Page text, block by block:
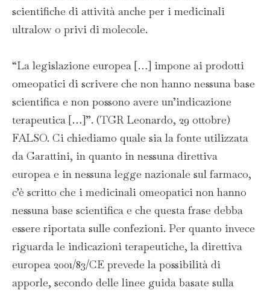
scientifiche di attività anche per i medicinali
ultralow o privi di molecole.
“La legislazione europea […] impone ai prodotti
omeopatici di scrivere che non hanno nessuna base
scientifica e non possono avere un’indicazione
terapeutica […]”. (TGR Leonardo, 29 ottobre)
FALSO. Ci chiediamo quale sia la fonte utilizzata
da Garattini, in quanto in nessuna direttiva
europea e in nessuna legge nazionale sul farmaco,
c’è scritto che i medicinali omeopatici non hanno
nessuna base scientifica e che questa frase debba
essere riportata sulle confezioni. Per quanto invece
riguarda le indicazioni terapeutiche, la direttiva
europea 2001/83/CE prevede la possibilità di
apporle, secondo delle linee guida basate sulla